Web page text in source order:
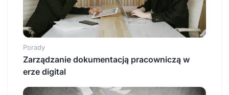
Porady
Zarządzanie dokumentacją pracowniczą w
erze digital